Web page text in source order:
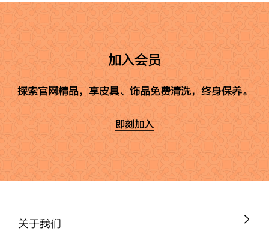
加入会员
探索官网精品，享皮具、饰品免费清洗，终身保养。
即刻加入
关于我们